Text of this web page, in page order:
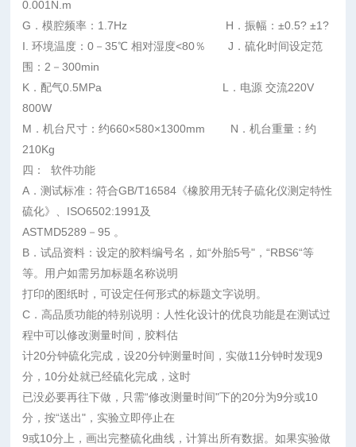
0.001N.m
G．模腔频率：1.7Hz H．振幅：±0.5? ±1?
I. 环境温度：0－35℃ 相对湿度<80％ J．硫化时间设定范
围：2－300min
K．配气0.5MPa L．电源 交流220V
800W
M．机台尺寸：约660×580×1300mm N．机台重量：约
210Kg
四： 软件功能
A．测试标准：符合GB/T16584《橡胶用无转子硫化仪测定特性
硫化》、ISO6502:1991及
ASTMD5289－95 。
B．试品资料：设定的胶料编号名，如“外胎5号"，“RBS6“等
等。用户如需另加标题名称说明
打印的图纸时，可设定任何形式的标题文字说明。
C．高品质功能的特别说明：人性化设计的优良功能是在测试过
程中可以修改测量时间，胶料估
计20分钟硫化完成，设20分钟测量时间，实做11分钟时发现9
分，10分处就已经硫化完成，这时
已没必要再往下做，只需“修改测量时间"下的20分为9分或10
分，按“送出"，实验立即停止在
9或10分上，画出完整硫化曲线，计算出所有数据。如果实验做